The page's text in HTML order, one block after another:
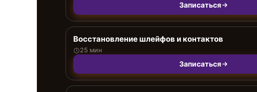
Записаться
Восстановление шлейфов и контактов
25 мин
Записаться